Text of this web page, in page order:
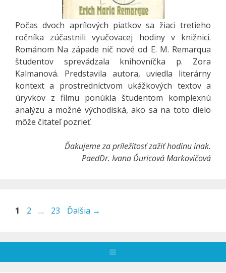
Počas dvoch aprílových piatkov sa žiaci tretieho
ročníka zúčastnili vyučovacej hodiny v knižnici.
Románom Na západe nič nové od E. M. Remarqua
študentov sprevádzala knihovníčka p. Zora
Kalmanová. Predstavila autora, uviedla literárny
kontext a prostredníctvom ukážkových textov a
úryvkov z filmu ponúkla študentom komplexnú
analýzu a možné východiská, ako sa na toto dielo
môže čitateľ pozrieť.
Ďakujeme za príležitosť zažiť hodinu inak.
PaedDr. Ivana Ďuricová Markovičová
Stránka
1 Stránka
2 … Stránka
23 Ďalšia →